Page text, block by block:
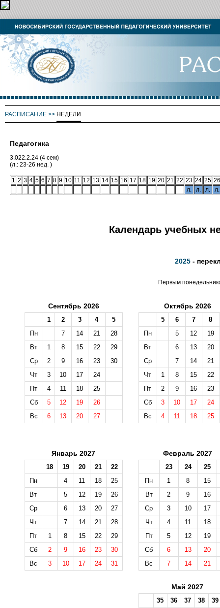
РАСПИСАНИЕ >> НЕДЕЛИ
Педагогика
3.022.2.24 (4 сем)
(л.: 23-26 нед. )
1 2 3 4 5 6 7 8 9 10 11 12 13 14 15 16 17 18 19 20 21 22 23 24 25 26
л.
л. л. л.
Календарь учебных
2025 -
Первым
Сентябрь 2026
1 2 3 4
5
Пн
7 14 21
28
Вт
1 8 15 22
29
Ср
2 9 16 23
30
Чт
3 10 17
24
Пт
4 11 18
25
Сб
5 12 19
26
Вс
6 13 20 27
Октябрь 2026
5 6 7
8
Пн
5 12
19
Вт
6 13
20
Ср
7 14
21
Чт
1 8 15
22
Пт
2 9 16
23
Сб
3 10 17
24
Вс
4 11 18 25
Январь 2027
18 19 20 21
22
Пн
4 11 18
25
Вт
5 12 19
26
Ср
6 13 20
27
Чт
7 14 21
28
Пт
1 8 15 22
29
Сб
2 9 16 23
30
Вс
3 10 17 24 31
Февраль 2027
23 24
25
Пн
1 8
15
Вт
2 9
16
Ср
3 10
17
Чт
4 11
18
Пт
5 12
19
Сб
6 13
20
Вс
7 14 21
Май 2027
35 36 37 38
39